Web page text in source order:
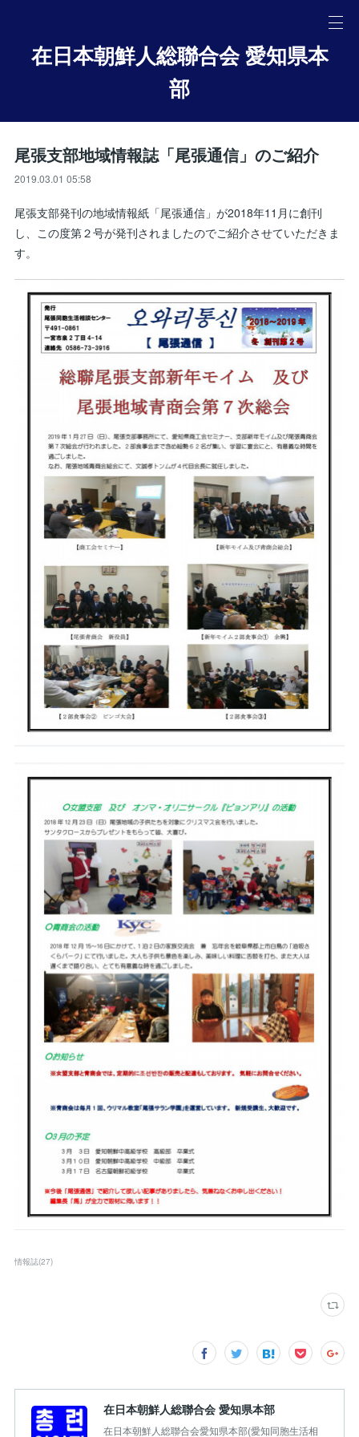
在日本朝鮮人総聯合会 愛知県本
部
尾張支部地域情報誌「尾張通信」のご紹介
2019.03.01 05:58
尾張支部発刊の地域情報紙「尾張通信」が2018年11月に創刊
し、この度第２号が発刊されましたのでご紹介させていただきま
す。
情報誌(27)
在日本朝鮮人総聯合会 愛知県本部
在日本朝鮮人総聯合会愛知県本部(愛知同胞生活相